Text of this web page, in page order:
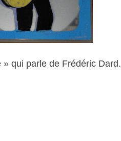
» qui parle de Frédéric Dard.